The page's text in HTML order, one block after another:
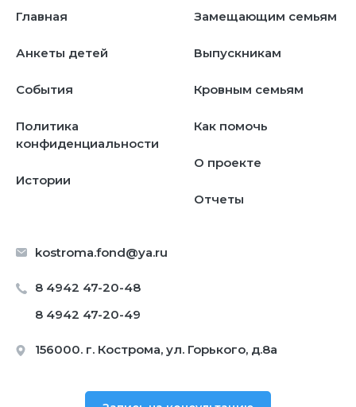
kostroma.fond@ya.ru
8 4942 47-20-48
8 4942 47-20-49
156000. г. Кострома, ул. Горького, д.8а
Главная
Анкеты детей
События
Политика
конфиденциальности
Истории
Замещающим семьям
Выпускникам
Кровным семьям
Как помочь
О проекте
Отчеты